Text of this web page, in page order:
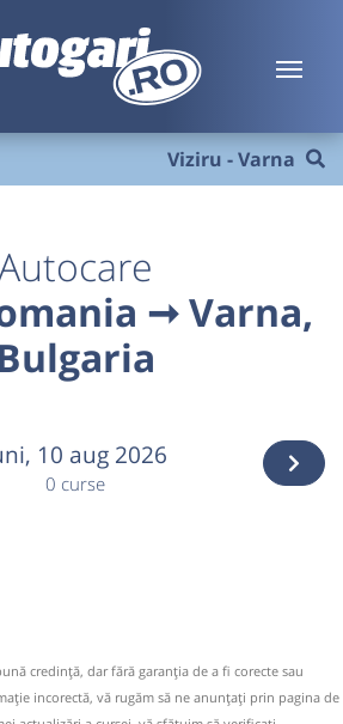
Viziru - Varna
➞ Varna,
10 aug 2026
0 curse
credinţă, dar fără garanţia de a fi corecte sau
incorectă, vă rugăm să ne anunțați prin pagina de